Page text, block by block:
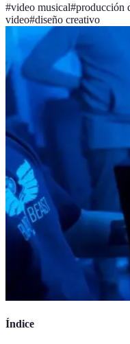
#video musical#producción
video#diseño creativo
Índice